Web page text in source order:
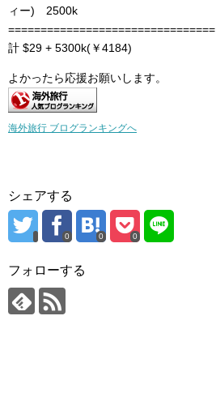
ィー) 2500k
================================
計 $29 + 5300k(￥4184)
よかったら応援お願いします。
海外旅行 ブログランキングへ
シェアする
0 0 0
フォローする